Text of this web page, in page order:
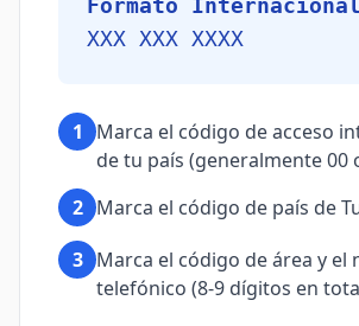
Formato
XXX XXX XXXX
1
Marca el código de acceso
de tu país (generalmente 00
2 Marca el código de país de
3 Marca el código de área y el
telefónico (8-9 dígitos en